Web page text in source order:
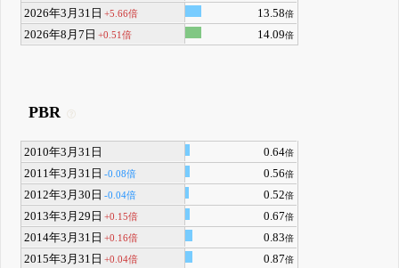
2026年3月31日 +5.66倍 13.58倍
2026年8月7日 +0.51倍 14.09倍
PBR
2010年3月31日 0.64倍
2011年3月31日 -0.08倍 0.56倍
2012年3月30日 -0.04倍 0.52倍
2013年3月29日 +0.15倍 0.67倍
2014年3月31日 +0.16倍 0.83倍
2015年3月31日 +0.04倍 0.87倍